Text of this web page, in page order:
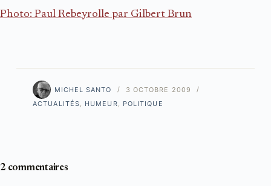
Photo: Paul Rebeyrolle par Gilbert Brun
MICHEL SANTO
3 OCTOBRE 2009
ACTUALITÉS, HUMEUR, POLITIQUE
2 commentaires